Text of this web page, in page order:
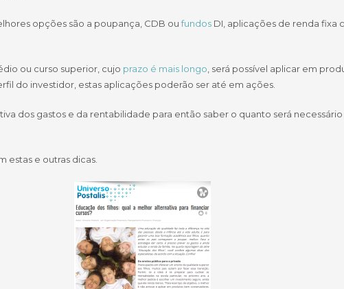
opções são a poupança, CDB oufundosDI, aplicações de renda fixa
ou curso superior, cujo prazo é mais longo , será possível aplicar em
do investidor, estas aplicações poderão ser até em ações.
dos gastos e da rentabilidade para então saber o quanto será
estas e outras dicas.